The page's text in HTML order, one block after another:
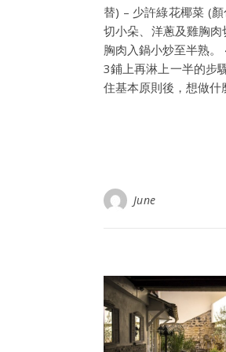
替) – 少許綠花椰菜 (
切小朵、洋蔥及雞胸
胸肉入鍋小炒至半熟
3鋪上再淋上一半的步
住基本原則後，想做什
June